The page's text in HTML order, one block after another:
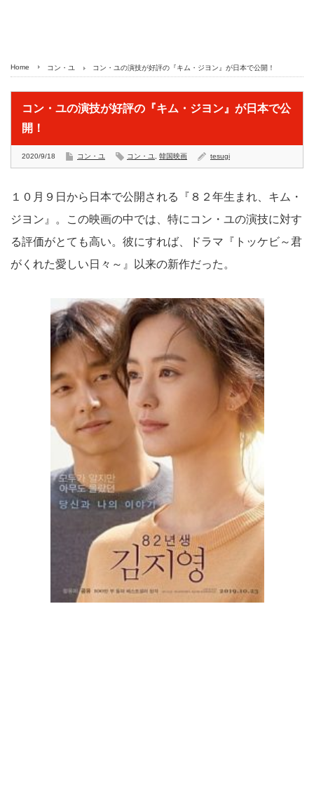
Home コン・ユ コン・ユの演技が好評の『キム・ジヨン』が日本で公開！
コン・ユの演技が好評の『キム・ジヨン』が日本で公
開！
2020/9/18 コン・ユ コン・ユ 韓国映画 tesugi
１０月９日から日本で公開される『８２年生まれ、キム・
ジヨン』。この映画の中では、特にコン・ユの演技に対す
る評価がとても高い。彼にすれば、ドラマ『トッケビ～君
がくれた愛しい日々～』以来の新作だった。